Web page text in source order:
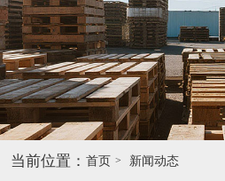
当前位置： 首页 新闻动态